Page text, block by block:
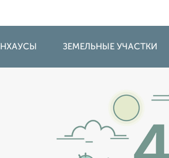
ЗЕМЕЛЬНЫЕ УЧАСТКИ